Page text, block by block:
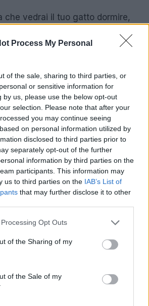
Process My Personal
of the sale, sharing to third parties, or
or sensitive information for
by us, please use the below opt-out
selection. Please note that after your
you may continue seeing
on personal information utilized by
disclosed to third parties prior to
separately opt-out of the further
information by third parties on the
participants. This information may
us to third parties on the IAB’s List of
that may further disclose it to other
website/app uses one or more Google
or usage behaviour. You may click to
to Google and its third-party tags to
specified purposes in below Google
Opt Outs
of the Sharing of my
of the Sale of my
che vedrai il tuo gatto dormire,
felini. Osservalo con attenzione e
i sogni dei gatti rimarranno
affascinante.
Petstory.it